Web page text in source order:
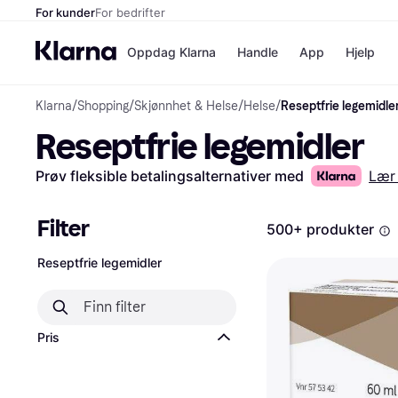
For kunderFor bedrifter
Oppdag Klarna
Betal nå
Betal i 3
Betal innen
Vipps
Handle
Butikker
App Hjelp
Klarna/Shopping/Skjønnhet & Helse/Helse/Reseptfrie
Reseptfrie legemidler
Prøv fleksible betalingsalternativer med Lær
Filter
Reseptfrie legemidler
Pris
500+ produkter